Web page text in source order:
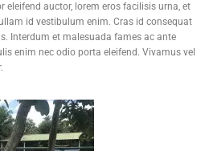
eleifend auctor, lorem eros facilisis urna, et
id vestibulum enim. Cras id consequat
Interdum et malesuada fames ac ante
enim nec odio porta eleifend. Vivamus vel